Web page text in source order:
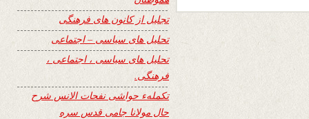
تجلیل از کانون های فرهنگی
تحلیل های سیاسی – اجتماعی
تحلیل های سیاسی ، اجتماعی ،
فرهنگی.
تکملهء حواشی نفحات الانس شرح
حال مولانا جامی قدس سره